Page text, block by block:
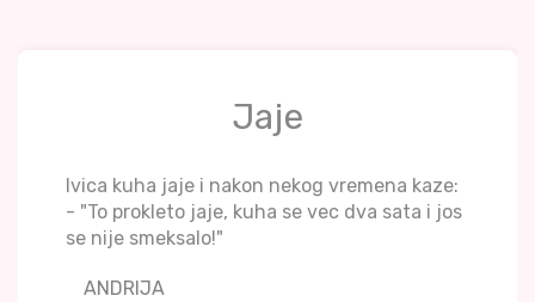
Jaje
Ivica kuha jaje i nakon nekog vremena kaze:
- "To prokleto jaje, kuha se vec dva sata i jos
se nije smeksalo!"
ANDRIJA